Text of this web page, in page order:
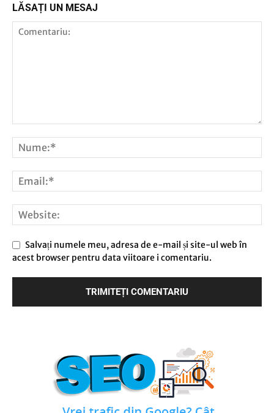
LĂSAȚI UN MESAJ
Salvați numele meu, adresa de e-mail și site-ul web în
acest browser pentru data viitoare i comentariu.